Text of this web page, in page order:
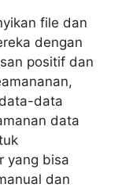
file dan
dengan
positif dan
data
data
yang bisa
dan